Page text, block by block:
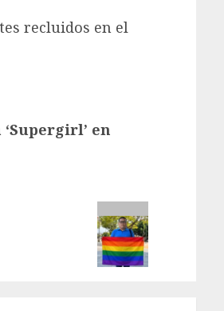
recluidos en el
‘Supergirl’ en